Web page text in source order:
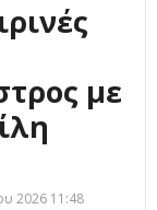
με
2026 11:48